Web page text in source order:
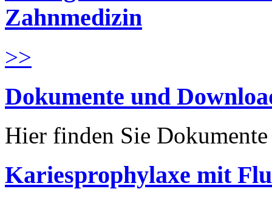
Zahnmedizin
>>
Dokumente und
Hier finden Sie
Kariesprophylaxe mit